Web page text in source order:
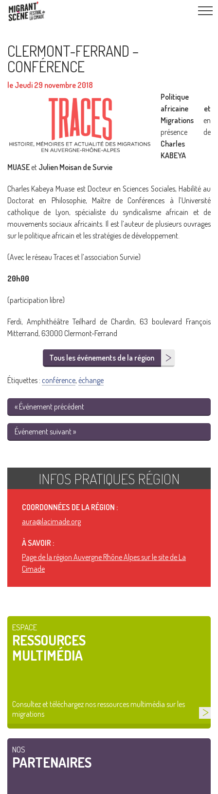
CLERMONT-FERRAND –
CONFÉRENCE
le Jeudi 29 novembre 2018
Politique
africaine et
Migrations en
présence de
Charles
KABEYA
MUASE et Julien Moisan de Survie
Charles Kabeya Muase est Docteur en Sciences Sociales, Habilité au
Doctorat en Philosophie, Maître de Conférences à l’Université
catholique de Lyon, spécialiste du syndicalisme africain et de
mouvements sociaux africaints. Il est l’auteur de plusieurs ouvrages
sur le politique africain et les stratégies de développement.
(Avec le réseau Traces et l’association Survie)
20h00
(participation libre)
Ferdi, Amphithéâtre Teilhard de Chardin, 63 boulevard François
Mitterrand, 63000 Clermont-Ferrand
Tous les événements de la région
Étiquettes : conférence, échange
« Événement précédent
Événement suivant »
INFOS PRATIQUES RÉGION
COORDONNÉES DE LA RÉGION :
aura@lacimade.org
À SAVOIR :
Page de la région Auvergne Rhône Alpes sur le site de La
Cimade
ESPACE
RESSOURCES
MULTIMÉDIA
Consultez et téléchargez nos ressources multimédia sur les
migrations
NOS
PARTENAIRES